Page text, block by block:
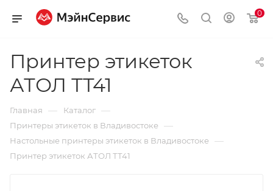
0
Принтер этикеток
АТОЛ ТТ41
Главная — Каталог —
Принтеры этикеток в Владивостоке —
Настольные принтеры этикеток в Владивостоке —
Принтер этикеток АТОЛ ТТ41